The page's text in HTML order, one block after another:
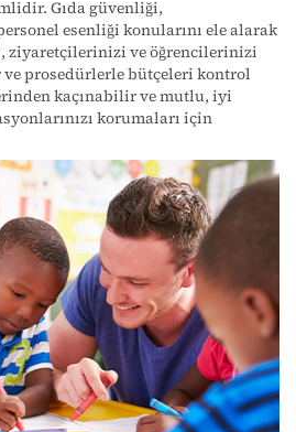
Gıda güvenliği,
esenliği konularını ele alarak
ziyaretçilerinizi ve öğrencilerinizi
prosedürlerle bütçeleri kontrol
kaçınabilir ve mutlu, iyi
korumaları için